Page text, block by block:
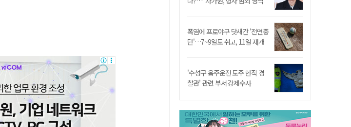
폭염에 프로야구 닷새간 '전면중
단'…7~9일도 쉬고, 11일 재개
'수성구 음주운전 도주 현직 경
찰관' 관련 부서 강제수사